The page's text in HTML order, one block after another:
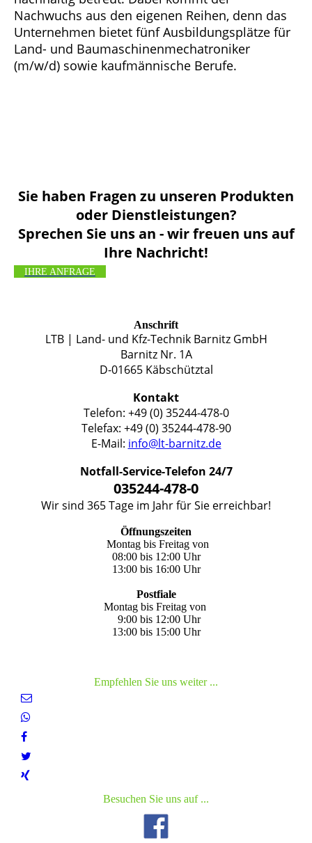
Nachwuchs aus den eigenen Reihen, denn das
Unternehmen bietet fünf Ausbildungsplätze für
Land- und Baumaschinenmechatroniker
(m/w/d) sowie kaufmännische Berufe.
Sie haben Fragen zu unseren Produkten
oder Dienstleistungen?
Sprechen Sie uns an - wir freuen uns auf
Ihre Nachricht!
IHRE ANFRAGE
Anschrift
LTB | Land- und Kfz-Technik Barnitz GmbH
Barnitz Nr. 1A
D-01665 Käbschütztal
Kontakt
Telefon: +49 (0) 35244-478-0
Telefax: +49 (0) 35244-478-90
E-Mail: info@lt-barnitz.de
Notfall-Service-Telefon 24/7
035244-478-0
Wir sind 365 Tage im Jahr für Sie erreichbar!
Öffnungszeiten
Montag bis Freitag von
08:00 bis 12:00 Uhr
13:00 bis 16:00 Uhr
Postfiale
Montag bis Freitag von
9:00 bis 12:00 Uhr
13:00 bis 15:00 Uhr
Empfehlen Sie uns weiter ...
Besuchen Sie uns auf ...